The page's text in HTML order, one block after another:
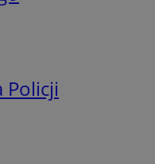
Policji